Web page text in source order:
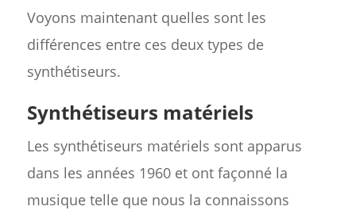
Voyons maintenant quelles sont les
différences entre ces deux types de
synthétiseurs.
Synthétiseurs matériels
Les synthétiseurs matériels sont apparus
dans les années 1960 et ont façonné la
musique telle que nous la connaissons